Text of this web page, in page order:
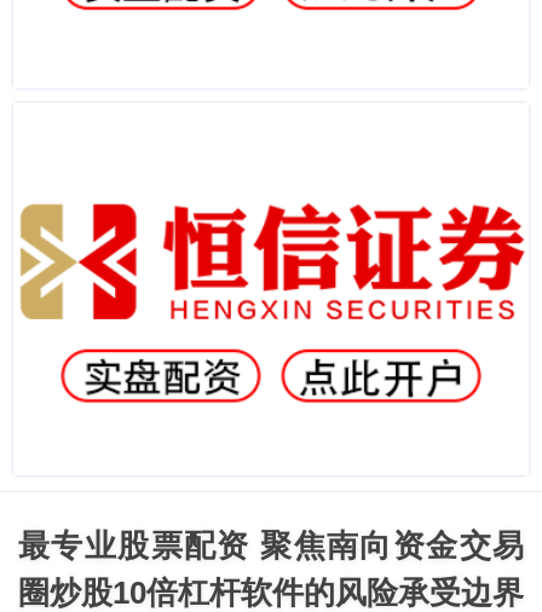
最专业股票配资 聚焦南向资金交易
圈炒股10倍杠杆软件的风险承受边界